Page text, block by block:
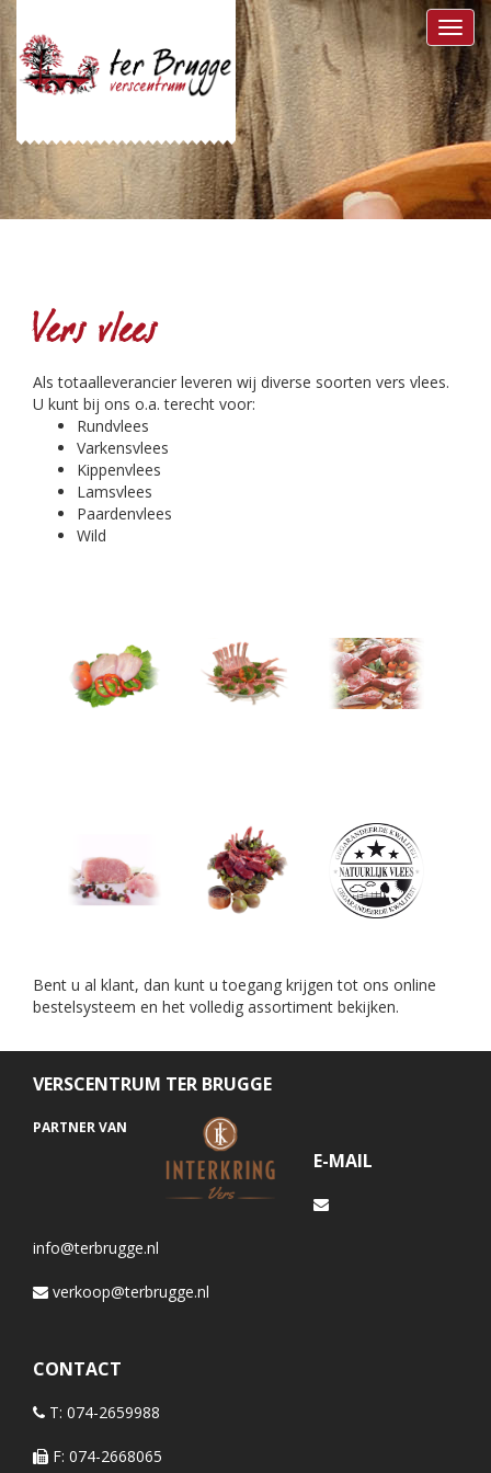
Vers vlees
Als totaalleverancier leveren wij diverse soorten vers vlees.
U kunt bij ons o.a. terecht voor:
Rundvlees
Varkensvlees
Kippenvlees
Lamsvlees
Paardenvlees
Wild
Bent u al klant, dan kunt u toegang krijgen tot ons online
bestelsysteem en het volledig assortiment bekijken.
VERSCENTRUM TER BRUGGE
PARTNER VAN
E-MAIL
info@terbrugge.nl
verkoop@terbrugge.nl
CONTACT
T: 074-2659988
F: 074-2668065